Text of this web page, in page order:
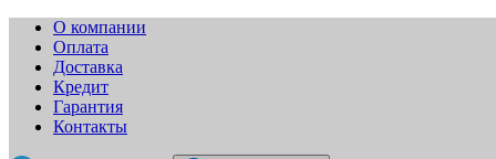
О компании
Оплата
Доставка
Кредит
Гарантия
Контакты